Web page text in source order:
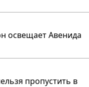
освещает Авенида
пропустить в